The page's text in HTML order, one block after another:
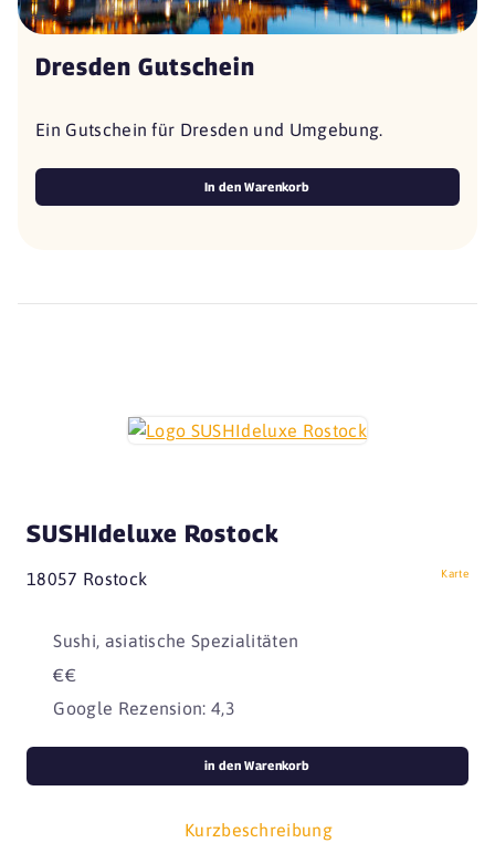
Dresden Gutschein
Ein Gutschein für Dresden und Umgebung.
In den Warenkorb
SUSHIdeluxe Rostock
18057 Rostock Karte
Sushi, asiatische Spezialitäten
€€
Google Rezension: 4,3
Kurzbeschreibung
in den Warenkorb